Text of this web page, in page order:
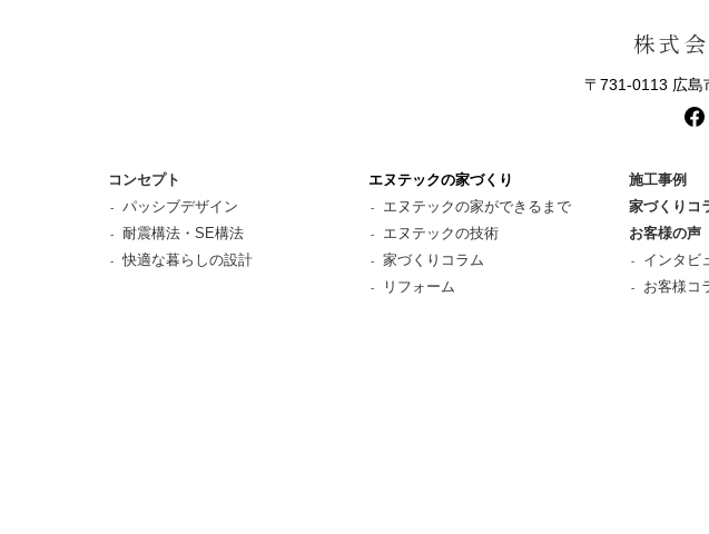
株式
〒731-0113 広島
コンセプト
パッシブデザイン
耐震構法・SE構法
快適な暮らしの設計
エヌテックの家づくり
エヌテックの家ができるまで
エヌテックの技術
家づくりコラム
リフォーム
施工事例
家づくりコ
お客様の声
インタビ
お客様コ